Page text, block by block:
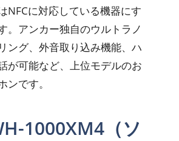
NFCに対応している機器にす
。アンカー独自のウルトラノ
ング、外音取り込み機能、ハ
が可能など、上位モデルのお
ンです。
1000XM4（ソ